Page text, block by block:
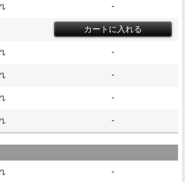
-
-
-
-
-
-